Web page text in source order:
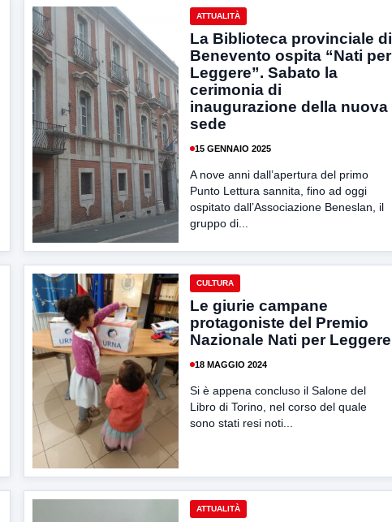
ATTUALITÀ
La Biblioteca provinciale di
Benevento ospita “Nati per
Leggere”. Sabato la
cerimonia di
inaugurazione della nuova
sede
15 GENNAIO 2025
A nove anni dall’apertura del primo
Punto Lettura sannita, fino ad oggi
ospitato dall’Associazione Beneslan, il
gruppo di...
CULTURA
Le giurie campane
protagoniste del Premio
Nazionale Nati per Leggere
18 MAGGIO 2024
Si è appena concluso il Salone del
Libro di Torino, nel corso del quale
sono stati resi noti...
ATTUALITÀ